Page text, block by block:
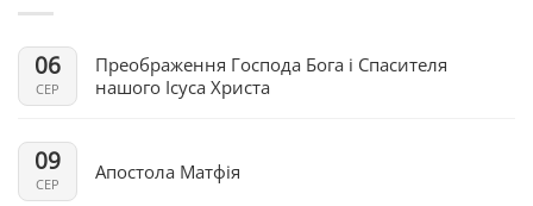
06
СЕР
Преображення Господа Бога і Спасителя
нашого Ісуса Христа
09
СЕР
Апостола Матфія